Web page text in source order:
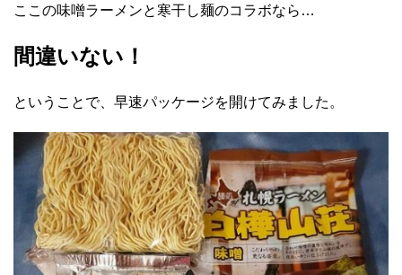
ここの味噌ラーメンと寒干し麺のコラボなら…
間違いない！
ということで、早速パッケージを開けてみました。